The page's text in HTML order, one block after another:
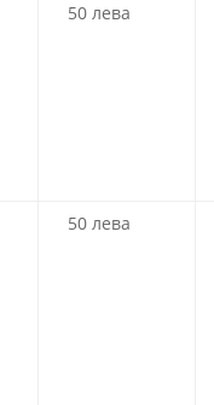
50 лева
50 лева